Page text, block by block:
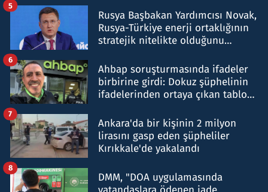
Rusya Başbakan Yardımcısı Novak,
Rusya-Türkiye enerji ortaklığının
stratejik nitelikte olduğunu
5
Ahbap soruşturmasında ifadeler
birbirine girdi: Dokuz şüphelinin
ifadelerinden ortaya çıkan tablo
6
Ankara'da bir kişinin 2 milyon
lirasını gasp eden şüpheliler
Kırıkkale'de yakalandı
7
DMM, "DOA uygulamasında
8